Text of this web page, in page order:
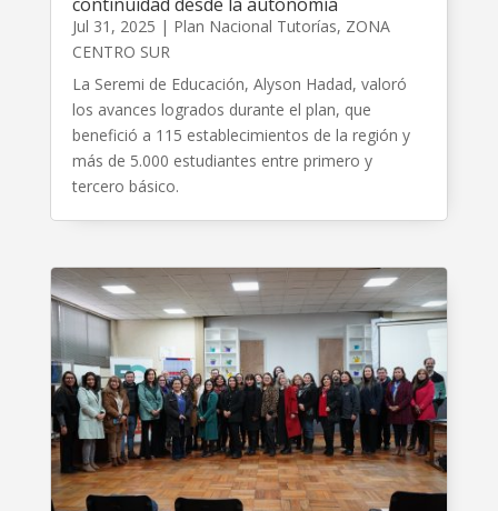
Jul 31, 2025 | Plan Nacional Tutorías, ZONA
CENTRO SUR
La Seremi de Educación, Alyson Hadad, valoró
los avances logrados durante el plan, que
benefició a 115 establecimientos de la región y
más de 5.000 estudiantes entre primero y
tercero básico.